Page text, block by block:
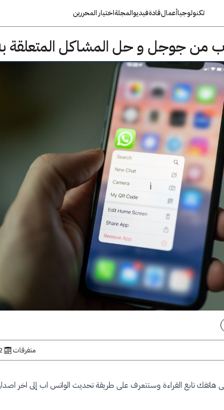
تكنولوجياأعمالقادةفيديوالمجلةاختيار المحررين
من جوجل و حل المشاكل المتعلقة
متفرقات 12
تابع القراءة وستتعرف على طريقة تحديث الواتس اب إلى اخر